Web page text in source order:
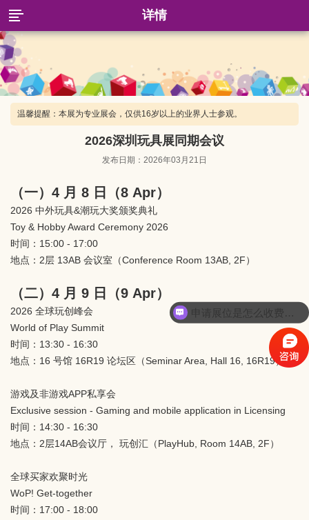
详情
温馨提醒：本展为专业展会，仅供16岁以上的业界人士参观。
2026深圳玩具展同期会议
发布日期：2026年03月21日
（一）4 月 8 日（8 Apr）
2026 中外玩具&潮玩大奖颁奖典礼
Toy & Hobby Award Ceremony 2026
时间：15:00 - 17:00
地点：2层 13AB 会议室（Conference Room 13AB, 2F）
（二）4 月 9 日（9 Apr）
2026 全球玩创峰会
World of Play Summit
时间：13:30 - 16:30
地点：16 号馆 16R19 论坛区（Seminar Area, Hall 16, 16R19）
游戏及非游戏APP私享会
Exclusive session - Gaming and mobile application in Licensing
时间：14:30 - 16:30
地点：2层14AB会议厅， 玩创汇（PlayHub, Room 14AB, 2F）
全球买家欢聚时光
WoP! Get-together
时间：17:00 - 18:00